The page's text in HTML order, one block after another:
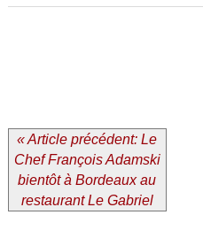
« Article précédent: Le
Chef François Adamski
bientôt à Bordeaux au
restaurant Le Gabriel